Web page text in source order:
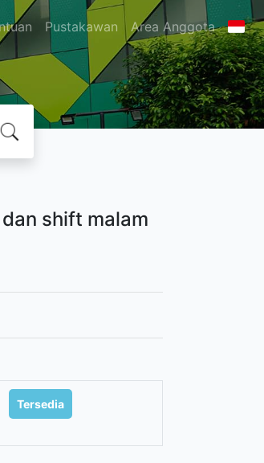
Pustakawan Area Anggota
shift malam
Tersedia